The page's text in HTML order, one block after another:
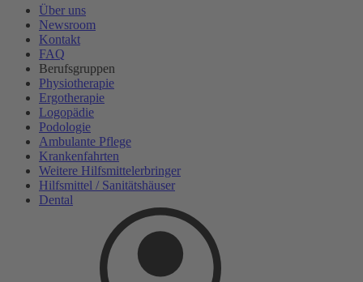
Über uns
Newsroom
Kontakt
FAQ
Berufsgruppen
Physiotherapie
Ergotherapie
Logopädie
Podologie
Ambulante Pflege
Krankenfahrten
Weitere Hilfsmittelerbringer
Hilfsmittel / Sanitätshäuser
Dental